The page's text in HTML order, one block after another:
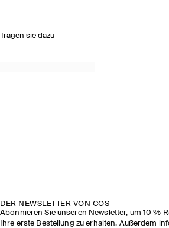
Tragen sie dazu
DER NEWSLETTER VON COS
Abonnieren Sie unseren Newsletter, um 10 %
Ihre erste Bestellung zu erhalten. Außerdem